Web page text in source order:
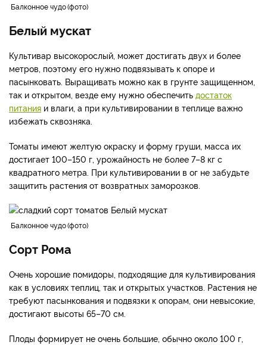
Балконное чудо фото
Белый мускат
Культивар высокорослый, может достигать двух и более
метров, поэтому его нужно подвязывать к опоре и
пасынковать. Выращивать можно как в грунте защищенном,
так и открытом, везде ему нужно обеспечить достаток
питания и влаги, а при культивировании в теплице важно
избежать сквозняка.
Томаты имеют желтую окраску и форму груши, масса их
достигает 100–150 г, урожайность не более 7–8 кг с
квадратного метра. При культивировании в ог не забудьте
защитить растения от возвратных заморозков.
Балконное чудо фото
Сорт Рома
Очень хорошие помидоры, подходящие для культивирования
как в условиях теплиц, так и открытых участков. Растения не
требуют пасынкования и подвязки к опорам, они невысокие,
достигают высоты 65–70 см.
Плоды формирует не очень большие, обычно около 100 г,